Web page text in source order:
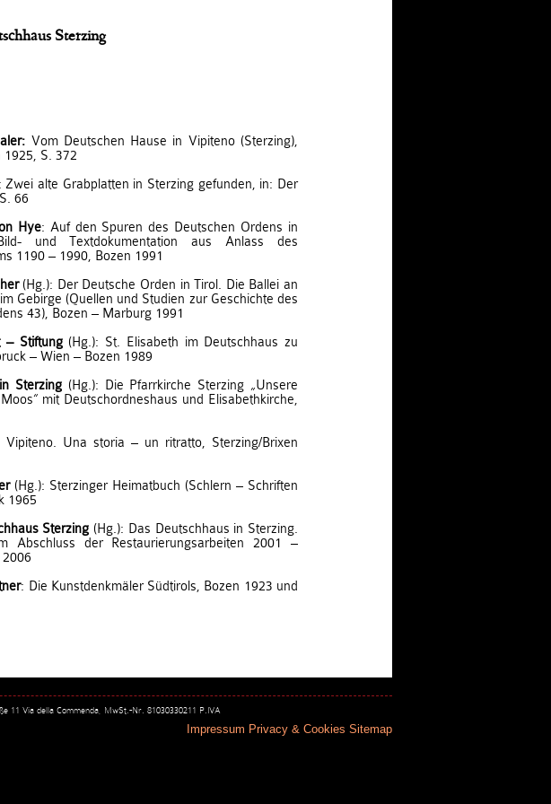
Sterzing
: Vom Deutschen Hause in Vipiteno (Sterzing),
1925, S. 372
Zwei alte Grabplatten in Sterzing gefunden, in: Der
66
Hye: Auf den Spuren des Deutschen Ordens in
und Textdokumentation aus Anlass des
1190 – 1990, Bozen 1991
(Hg.): Der Deutsche Orden in Tirol. Die Ballei an
Gebirge (Quellen und Studien zur Geschichte des
43), Bozen – Marburg 1991
– Stiftung(Hg.): St. Elisabeth im Deutschhaus zu
– Wien – Bozen 1989
Sterzing(Hg.): Die Pfarrkirche Sterzing „Unsere
mit Deutschordneshaus und Elisabethkirche,
Vipiteno. Una storia – un ritratto, Sterzing/Brixen
(Hg.): Sterzinger Heimatbuch (Schlern – Schriften
1965
Sterzing (Hg.): Das Deutschhaus in Sterzing.
Abschluss der Restaurierungsarbeiten 2001 –
: Die Kunstdenkmäler Südtirols, Bozen 1923 und
11 Via della Commenda, MwSt.-Nr. 81030330211 P.IVA
Impressum Privacy & Cookies Sitemap